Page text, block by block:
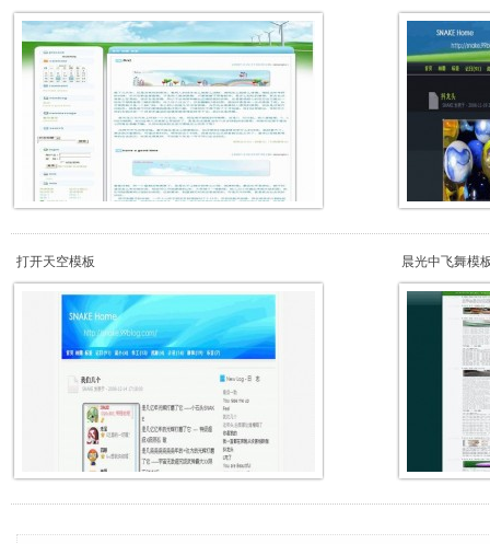
打开天空模板 晨光中飞舞模